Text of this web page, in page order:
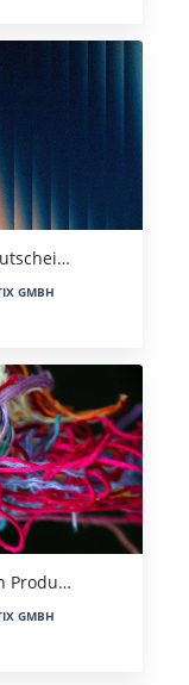
GMBH
Produ…
GMBH